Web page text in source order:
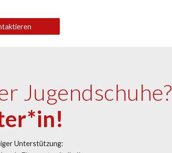
Jugendschuhe?
Unterstützung: